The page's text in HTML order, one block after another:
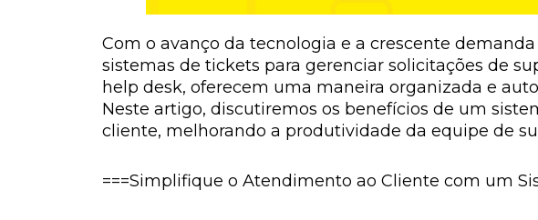
Com o avanço da tecnologia e a crescente
sistemas de tickets para gerenciar solicitações de
help desk, oferecem uma maneira organizada e
Neste artigo, discutiremos os benefícios de um
cliente, melhorando a produtividade da equipe de
===Simplifique o Atendimento ao Cliente com um